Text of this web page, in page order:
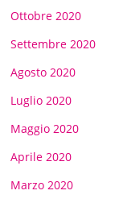
Ottobre 2020
Settembre 2020
Agosto 2020
Luglio 2020
Maggio 2020
Aprile 2020
Marzo 2020